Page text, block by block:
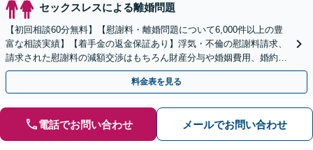
セックスレスによる離婚問題
【初回相談60分無料】【慰謝料・離婚問題について6,000件以上の豊
富な相談実績】【着手金の返金保証あり】浮気・不倫の慰謝料請求、
請求された慰謝料の減額交渉はもちろん財産分与や婚姻費用、婚約破
棄など様々な離婚・男女問題の解決実績が豊富です。
料金表を見る
電話でお問い合わせ メールでお問い合わせ